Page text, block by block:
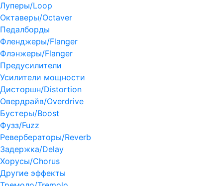
Луперы/Loop
Октаверы/Octaver
Педалборды
Фленджеры/Flanger
Флэнжеры/Flanger
Предусилители
Усилители мощности
Дисторшн/Distortion
Овердрайв/Overdrive
Бустеры/Boost
Фузз/Fuzz
Ревербераторы/Reverb
Задержка/Delay
Хорусы/Chorus
Другие эффекты